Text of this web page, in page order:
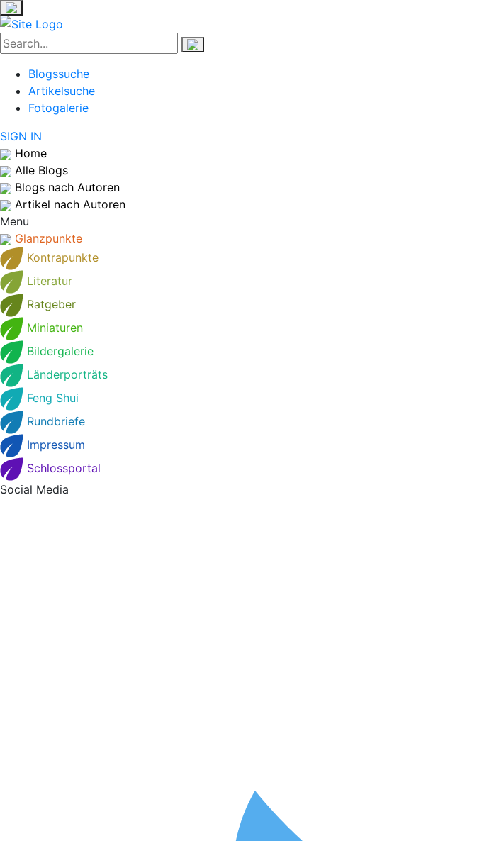
Blogssuche
Artikelsuche
Fotogalerie
SIGN IN
Home
Alle Blogs
Blogs nach Autoren
Artikel nach Autoren
Menu
Glanzpunkte
Kontrapunkte
Literatur
Ratgeber
Miniaturen
Bildergalerie
Länderporträts
Feng Shui
Rundbriefe
Impressum
Schlossportal
Social Media